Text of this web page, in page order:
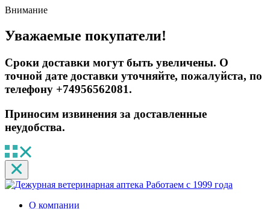
Внимание
Уважаемые покупатели!
Сроки доставки могут быть увеличены. О
точной дате доставки уточняйте, пожалуйста, по
телефону +74956562081.
Приносим извинения за доставленные
неудобства.
Работаем с 1999 года
О компании